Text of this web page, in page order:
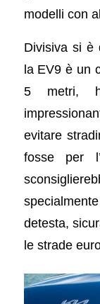
modelli con
Divisiva si è
la EV9 è un
5 metri,
evitare
fosse per
detesta,
le strade